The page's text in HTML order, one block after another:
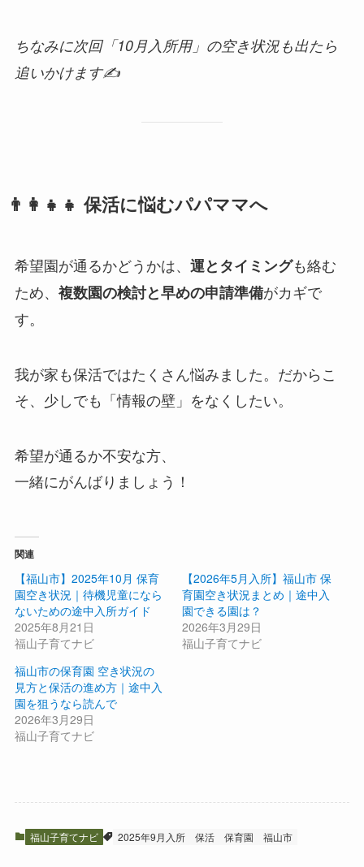
ちなみに次回「10月入所用」の空き状況も出たら
追いかけます✍️
👨‍👩‍👧‍👧 保活に悩むパパママへ
希望園が通るかどうかは、 運とタイミングも絡む
ため、 複数園の検討と早めの申請準備がカギで
す。
我が家も保活ではたくさん悩みました。だからこ
そ、少しでも「情報の壁」をなくしたい。
希望が通るか不安な方、
一緒にがんばりましょう！
関連
【福山市】2025年10月 保育
園空き状況｜待機児童になら
ないための途中入所ガイド
2025年8月21日
福山子育てナビ
【2026年5月入所】福山市 保
育園空き状況まとめ｜途中入
園できる園は？
2026年3月29日
福山子育てナビ
福山市の保育園 空き状況の
見方と保活の進め方｜途中入
園を狙うなら読んで
2026年3月29日
福山子育てナビ
福山子育てナビ 2025年9月入所 保活 保育園 福山市